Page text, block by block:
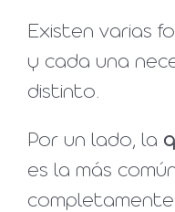
Existen varias
y cada una
distinto.
Por un lado, la
es la más